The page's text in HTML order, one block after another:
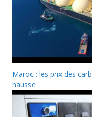
Maroc : les prix des
hausse